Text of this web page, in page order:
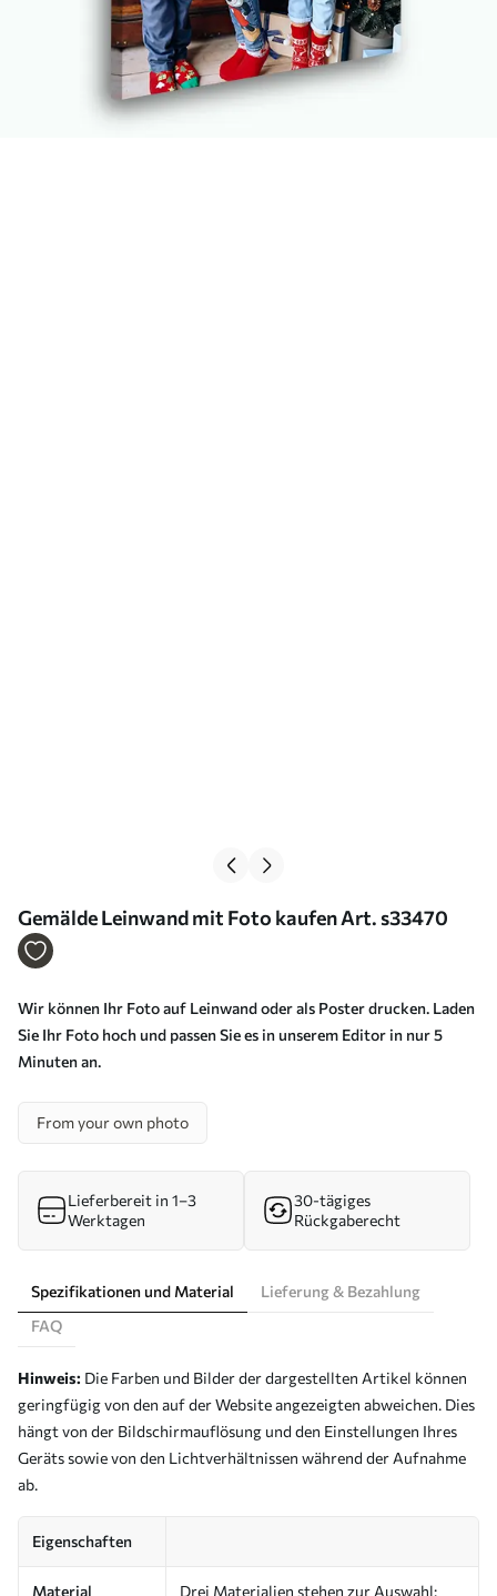
Gemälde Leinwand mit Foto kaufen Art. s33470
Wir können Ihr Foto auf Leinwand oder als Poster drucken. Laden
Sie Ihr Foto hoch und passen Sie es in unserem Editor in nur 5
Minuten an.
From your own photo
Lieferbereit in 1–3
Werktagen
30-tägiges
Rückgaberecht
Spezifikationen und Material
Lieferung & Bezahlung
FAQ
Hinweis: Die Farben und Bilder der dargestellten Artikel können
geringfügig von den auf der Website angezeigten abweichen. Dies
hängt von der Bildschirmauflösung und den Einstellungen Ihres
Geräts sowie von den Lichtverhältnissen während der Aufnahme
ab.
Eigenschaften
Material
Drei Materialien stehen zur Auswahl: